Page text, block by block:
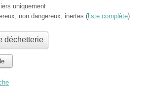
uniquement
non dangereux, inertes ( liste complète)
déchetterie